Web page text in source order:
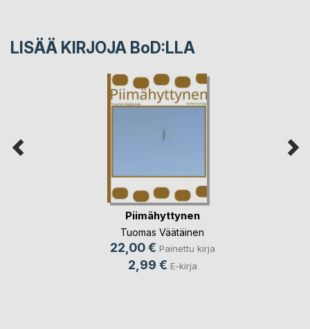
LISÄÄ KIRJOJA BoD:LLA
Piimähyttynen
Tuomas Väätäinen
22,00 € Painettu kirja
2,99 € E-kirja